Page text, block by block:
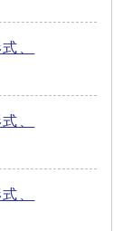
、
、
、